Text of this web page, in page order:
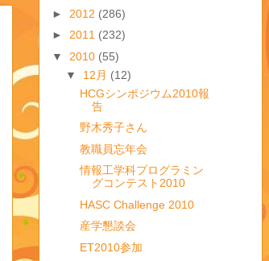
► 2012 (286)
► 2011 (232)
▼ 2010 (55)
▼ 12月 (12)
HCGシンポジウム2010報
告
野木秀子さん
教職員忘年会
情報工学科プログラミン
グコンテスト2010
HASC Challenge 2010
産学懇談会
ET2010参加